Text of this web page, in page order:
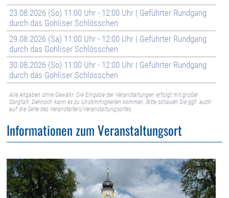
23.08.2026 (So) 11:00 Uhr - 12:00 Uhr | Geführter Rundgang
durch das Gohliser Schlösschen
29.08.2026 (Sa) 11:00 Uhr - 12:00 Uhr | Geführter Rundgang
durch das Gohliser Schlösschen
30.08.2026 (So) 11:00 Uhr - 12:00 Uhr | Geführter Rundgang
durch das Gohliser Schlösschen
Alle Angaben ohne Gewähr. Die Eingabe der Veranstaltungen erfolgt mit großer
Sorgfalt. Dennoch kann es zu Unstimmigkeiten kommen. Bitte schauen Sie ggf. auch
auf die Seite des Veranstalters/Veranstaltungsortes.
Informationen zum Veranstaltungsort